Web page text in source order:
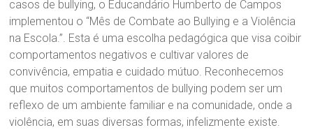
casos de bullying, o Educandário Humberto de Campos
implementou o “Mês de Combate ao Bullying e a Violência
na Escola.”. Esta é uma escolha pedagógica que visa coibir
comportamentos negativos e cultivar valores de
convivência, empatia e cuidado mútuo. Reconhecemos
que muitos comportamentos de bullying podem ser um
reflexo de um ambiente familiar e na comunidade, onde a
violência, em suas diversas formas, infelizmente existe.